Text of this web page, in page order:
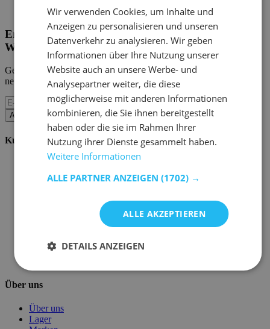
Home Emob|Mein Konto
Erhalten Sie unsere neuen Kollektionen und
Werbeaktionen.
Geben Sie uns Ihre E-Mail und Sie werden monatlich über die
neuesten Ereignisse informiert.
Abonnieren
Kundenservice
Zahlungsmöglichkeiten
Stornieren oder retournieren
Pflegehinweise
Paswort Vergessen?
Über uns
Über uns
Lager
Wir verwenden Cookies, um Inhalte und
Anzeigen zu personalisieren und unseren
Datenverkehr zu analysieren. Wir geben
Informationen über Ihre Nutzung unserer
Website auch an unsere Werbe- und
Analysepartner weiter, die diese
möglicherweise mit anderen Informationen
kombinieren, die Sie ihnen bereitgestellt
haben oder die sie im Rahmen Ihrer
Nutzung ihrer Dienste gesammelt haben.
Weitere Informationen
ALLE PARTNER ANZEIGEN (1702) →
ALLE AKZEPTIEREN
DETAILS ANZEIGEN